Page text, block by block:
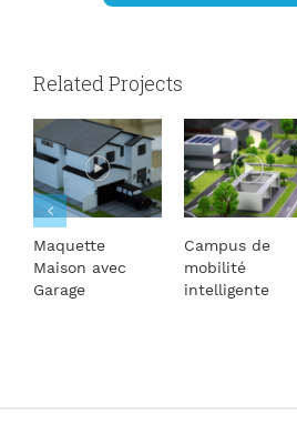
Related Projects
Maquette
Maison avec
Garage
Campus de
mobilité
intelligente